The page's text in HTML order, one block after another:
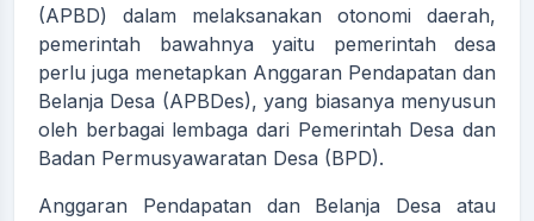
(APBD) dalam melaksanakan otonomi daerah,
pemerintah bawahnya yaitu pemerintah desa
perlu juga menetapkan Anggaran Pendapatan dan
Belanja Desa (APBDes), yang biasanya menyusun
oleh berbagai lembaga dari Pemerintah Desa dan
Badan Permusyawaratan Desa (BPD).
Anggaran Pendapatan dan Belanja Desa atau